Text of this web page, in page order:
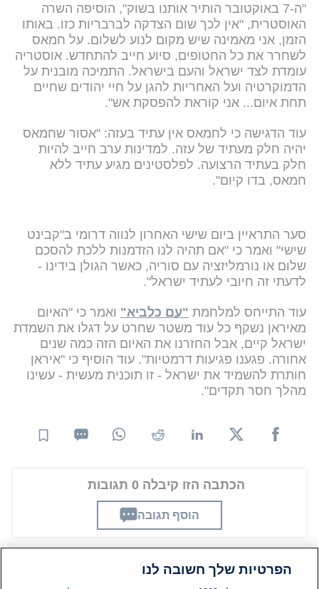
"ה-7 באוקטובר הותיר אותנו בשוק", הוסיפה השרה
האוסטרית, "אין לכך שום הצדקה לברבריות כזו. באותו
הזמן, אני מאמינה שיש מקום לנוע לשלום. על חמאס
לשחרר את כל החטופים, סיוע חייב להתחדש. אוסטריה
עומדת לצד ישראל והעם בישראל. התמיכה מובנית על
הדמוקרטיה ועל האחריות להגן על חיי יהודים שחיים
תחת איום... אני קוראת להפסקת אש".
עוד הדגישה כי לחמאס אין עתיד בעזה: "אסור שחמאס
יהיה חלק מעתיד של עזה. למדינות ערב חייב להיות
חלק בעתיד הרצועה. לפלסטינים מגיע עתיד ללא
חמאס, בדו קיום".
סער התראיין ביום שישי האחרון לנווה דרומי ב"קבינט
שישי" ואמר כי "אם תהיה לנו הזדמנות ללכת להסכם
שלום או נורמליזציה עם סוריה, כאשר הגולן בידינו -
לדעתי זה חיובי לעתיד ישראל".
עוד התייחס למלחמת "עם כלביא" ואמר כי "האיום
מאיראן נשקף כל עוד משטר שחרט על דגלו את השמדת
ישראל קיים, אבל החזרנו את האיום הזה כמה שנים
אחורה. פגענו פגיעות דרמטיות". עוד הוסיף כי "איראן
חותרת להשמיד את ישראל - זו תוכנית מעשית - עשינו
מהלך חסר תקדים".
הכתבה הזו קיבלה 0 תגובות
הוסף תגובה
תגובות
הפרטיות שלך חשובה לנו